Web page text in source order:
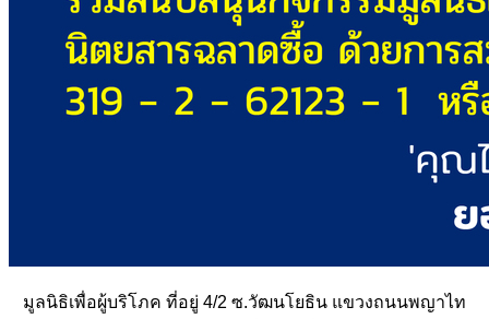
มูลนิธิเพื่อผู้บริโภค ที่อยู่ 4/2 ซ.วัฒนโยธิน แขวงถนนพญาไท